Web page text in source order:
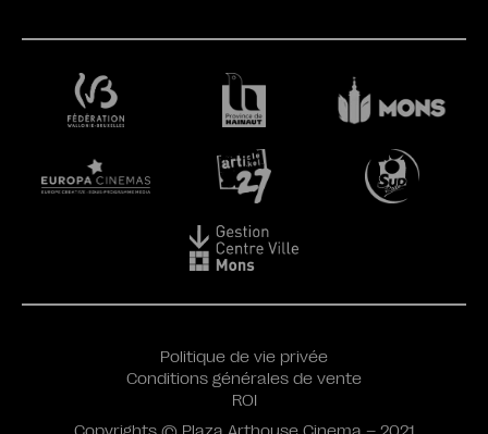
Politique de vie privée
Conditions générales de vente
ROI